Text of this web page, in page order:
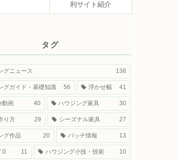
利サイト紹介
タグ
グニュース 138
グガイド・基礎知識 56 浮かせ幅 41
動画 40 ハウジング家具 30
り方 29 シーズナル家具 27
グ作品 20 パッチ情報 13
11 ハウジング小技・技術 10